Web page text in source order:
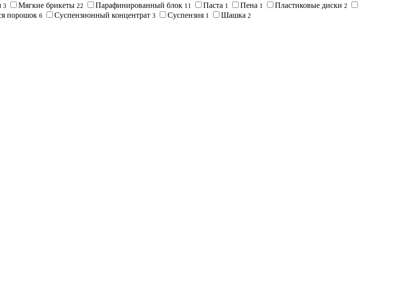
3 Мягкие брикеты 22 Парафинированный блок 11 Паста 1 Пена 1 Пластиковые диски 2
порошок 6 Суспензионный концентрат 3 Суспензия 1 Шашка 2